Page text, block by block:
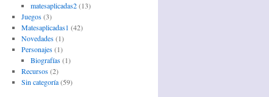
matesaplicadas2(13)
Juegos(3)
Matesaplicadas1 (42)
Novedades(1)
Personajes(1)
Biografías(1)
Recursos(2)
Sin categoría(59)